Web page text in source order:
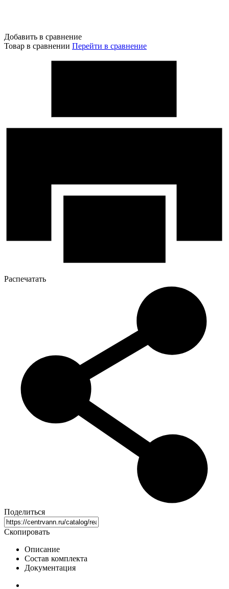
Добавить в сравнение
Товар в сравнении Перейти в сравнение
Распечатать
Поделиться
Скопировать
Описание
Состав комплекта
Документация